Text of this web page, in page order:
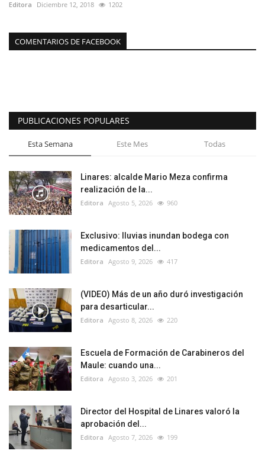
Editora Diciembre 12, 2018 1202
COMENTARIOS DE FACEBOOK
PUBLICACIONES POPULARES
Esta Semana Este Mes Todas
Linares: alcalde Mario Meza confirma
realización de la...
Editora Agosto 5, 2026 960
Exclusivo: lluvias inundan bodega con
medicamentos del...
Editora Agosto 9, 2026 417
(VIDEO) Más de un año duró investigación
para desarticular...
Editora Agosto 8, 2026 220
Escuela de Formación de Carabineros del
Maule: cuando una...
Editora Agosto 3, 2026 201
Director del Hospital de Linares valoró la
aprobación del...
Editora Agosto 7, 2026 199